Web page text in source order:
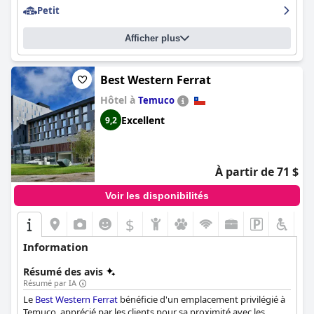
Petit
Afficher plus
Best Western Ferrat
Hôtel à Temuco
9,2 Excellent
À partir de 71 $
Voir les disponibilités
$
Information
Résumé des avis
Résumé par IA
Le Best Western Ferrat bénéficie d'un emplacement privilégié à